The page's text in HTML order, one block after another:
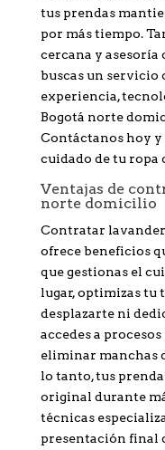
tus prendas
por más tiempo.
cercana y asesoría
buscas un servicio
experiencia,
Bogotá norte
Contáctanos hoy y
cuidado de tu ropa
Ventajas de
norte domicilio
Contratar
ofrece beneficios
que gestionas el
lugar, optimizas tu
desplazarte ni
accedes a
eliminar manchas
lo tanto, tus
original durante
técnicas
presentación final